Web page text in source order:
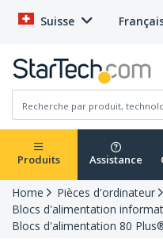
Suisse
Produits Assistance
Home
Pièces d'ordinateur
Blocs d'alimentation
Blocs d'alimentation 80